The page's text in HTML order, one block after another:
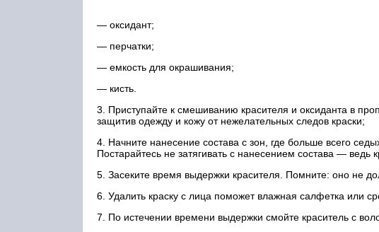
— оксидант;
— перчатки;
— емкость для окрашивания;
— кисть.
3. Приступайте к смешиванию красителя и оксиданта в
защитив одежду и кожу от нежелательных следов краски;
4. Начните нанесение состава с зон, где больше всего
Постарайтесь не затягивать с нанесением состава — ведь
5. Засеките время выдержки красителя. Помните: оно не
6. Удалить краску с лица поможет влажная салфетка или
7. По истечении времени выдержки смойте краситель с